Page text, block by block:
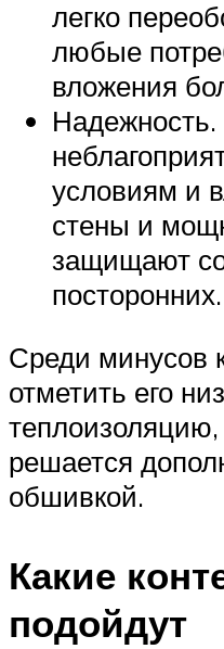
легко
любые
вложения
условиям и
стены и
защищают
посторонних.
Среди минусов
отметить его
теплоизоляцию,
решается
обшивкой.
Какие
подойдут